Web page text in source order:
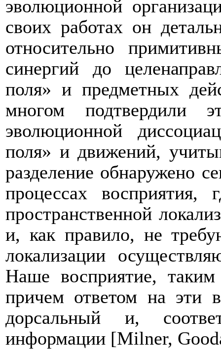
эволюционной
своих работах он
относительно
синергий до
поля» и предметных
многом подтвердили
эволюционной
поля» и движений,
разделение обнаружено
процессах восприятия,
пространственной
и, как правило, не
локализации
Наше восприятие,
причем ответом на эти
дорсальный и,
информации [Milner,